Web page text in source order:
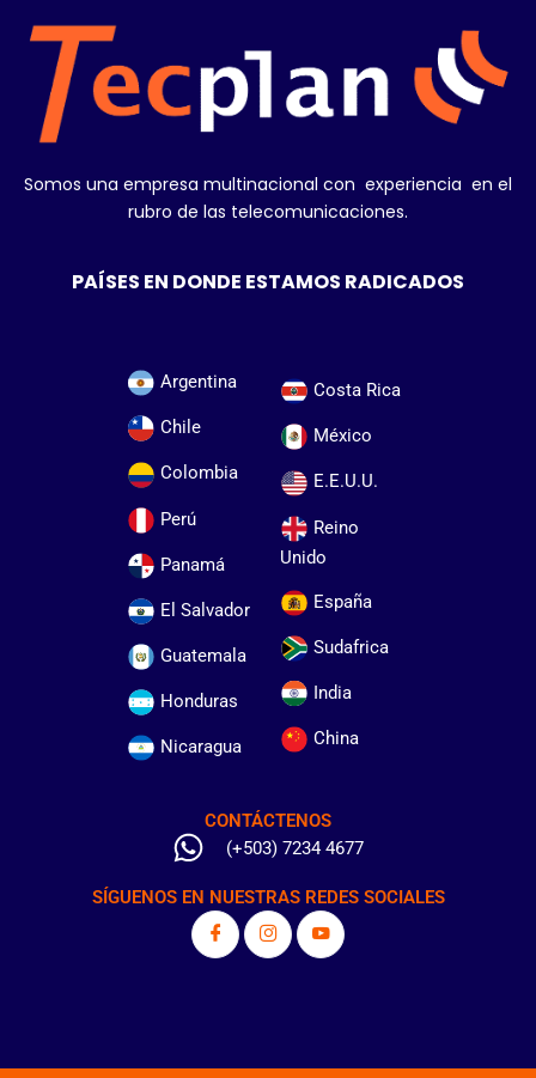
Somos una empresa multinacional con experiencia en el
rubro de las telecomunicaciones.
PAÍSES EN DONDE ESTAMOS RADICADOS
Argentina
Chile
Colombia
Perú
Panamá
El Salvador
Guatemala
Honduras
Nicaragua
Costa Rica
México
E.E.U.U.
Reino
Unido
España
Sudafrica
India
China
CONTÁCTENOS
(+503) 7234 4677
SÍGUENOS EN NUESTRAS REDES SOCIALES